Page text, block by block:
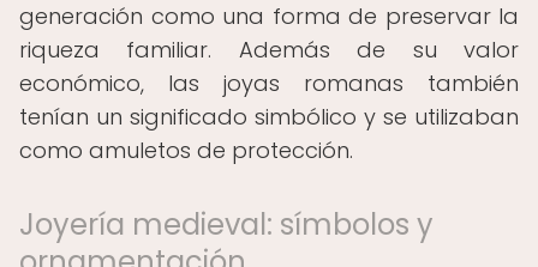
generación como una forma de preservar la
riqueza familiar. Además de su valor
económico, las joyas romanas también
tenían un significado simbólico y se utilizaban
como amuletos de protección.
Joyería medieval: símbolos y